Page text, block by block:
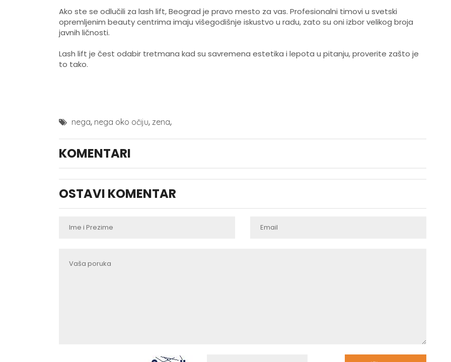
Ako ste se odlučili za lash lift, Beograd je pravo mesto za vas. Profesionalni timovi u svetski
opremljenim beauty centrima imaju višegodišnje iskustvo u radu, zato su oni izbor velikog broja
javnih ličnosti.
Lash lift je čest odabir tretmana kad su savremena estetika i lepota u pitanju, proverite zašto je
to tako.
nega, nega oko očiju, zena,
KOMENTARI
OSTAVI KOMENTAR